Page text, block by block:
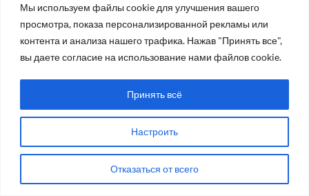
Мы используем файлы cookie для улучшения вашего
просмотра, показа персонализированной рекламы или
контента и анализа нашего трафика. Нажав "Принять все",
вы даете согласие на использование нами файлов cookie.
Настроить
Отказаться от всего
Принять всё
достроено и стало главным корпусом физико-
энергетического института.
Одновременно с научно-исследовательскими
объектами строился город, которому было дано имя
Обнинск. После ряда экспериментов под
непосредственным руководством академиков И.В.
Курчатова и Н.А. Доллежаля к 1950 году был
разработан проект первой в мире атомной
электростанции с энергетической мощностью 5 тыс.
кВт (рис. 7).